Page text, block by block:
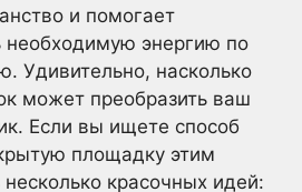
и помогает
необходимую энергию по
Удивительно, насколько
может преобразить ваш
Если вы ищете способ
площадку этим
красочных идей: